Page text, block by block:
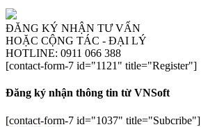
ĐĂNG KÝ NHẬN TƯ VẤN
HOẶC CỘNG TÁC - ĐẠI LÝ
HOTLINE: 0911 066 388
[contact-form-7 id="1121" title="Register"]
Đăng ký nhận thông tin từ VNSoft
[contact-form-7 id="1037" title="Subcribe"]